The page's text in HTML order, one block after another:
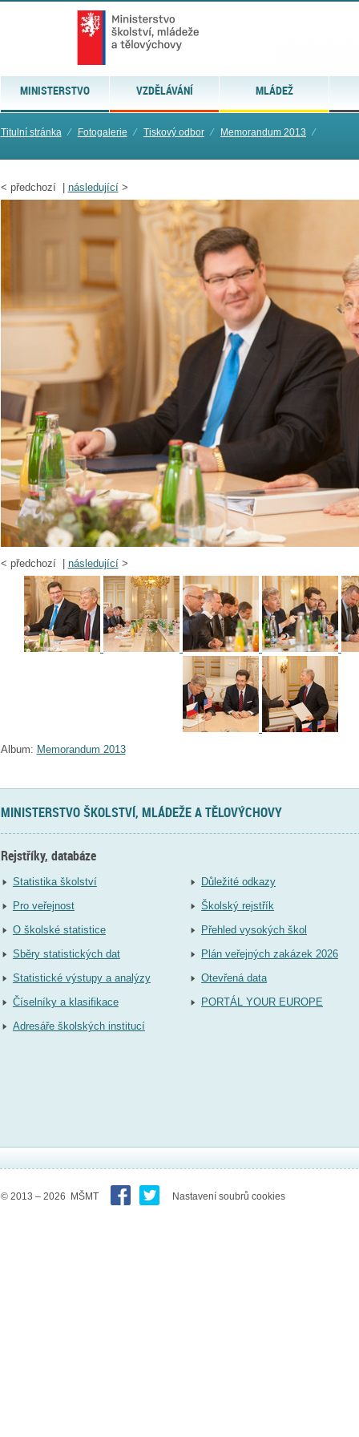
MINISTERSTVO VZDĚLÁVÁNÍ MLÁDEŽ
Titulní stránka ⁄ Fotogalerie ⁄ Tiskový odbor ⁄ Memorandum 2013 ⁄
< předchozí | následující>
< předchozí | následující>
Album: Memorandum 2013
MINISTERSTVO ŠKOLSTVÍ, MLÁDEŽE A TĚLOVÝCHOVY
Rejstříky, databáze
Statistika školství
Pro veřejnost
O školské statistice
Sběry statistických dat
Statistické výstupy a analýzy
Číselníky a klasifikace
Adresáře školských institucí
Důležité odkazy
Školský rejstřík
Přehled vysokých škol
Plán veřejných zakázek 2026
Otevřená data
PORTÁL YOUR EUROPE
© 2013 – 2026 MŠMT Nastavení soubrů cookies